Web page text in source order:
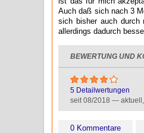
Auch daß sich nach 3
sich bisher auch durch
allerdings dadurch
BEWERTUNG UND
5 Detailwertungen
seit 08/2018 —
0 Kommentare